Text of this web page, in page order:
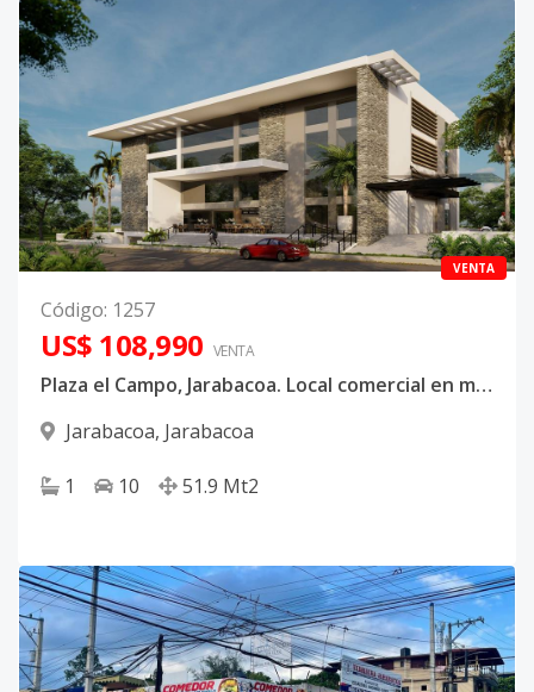
VENTA
Código: 1257
US$ 108,990 VENTA
Plaza el Campo, Jarabacoa. Local comercial en mall con ascensor
Jarabacoa, Jarabacoa
1 10 51.9 Mt2